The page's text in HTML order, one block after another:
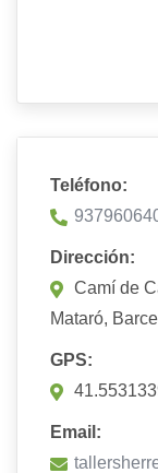
Teléfono:
Dirección:
Camí de
Mataró,
GPS:
Email: